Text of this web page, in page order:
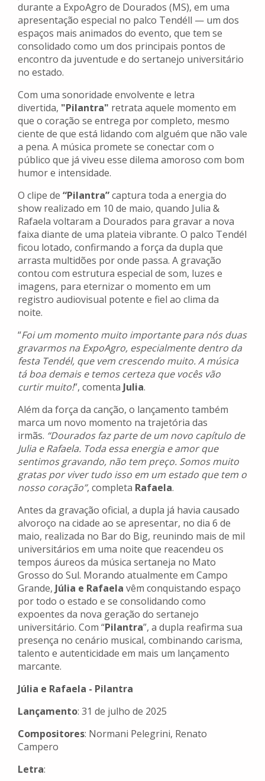
durante a ExpoAgro de Dourados (MS), em uma
apresentação especial no palco Tendéll — um dos
espaços mais animados do evento, que tem se
consolidado como um dos principais pontos de
encontro da juventude e do sertanejo universitário
no estado.
Com uma sonoridade envolvente e letra
divertida, "Pilantra" retrata aquele momento em
que o coração se entrega por completo, mesmo
ciente de que está lidando com alguém que não vale
a pena. A música promete se conectar com o
público que já viveu esse dilema amoroso com bom
humor e intensidade.
O clipe de “Pilantra”captura toda a energia do
show realizado em 10 de maio, quando Julia &
Rafaela voltaram a Dourados para gravar a nova
faixa diante de uma plateia vibrante. O palco Tendél
ficou lotado, confirmando a força da dupla que
arrasta multidões por onde passa. A gravação
contou com estrutura especial de som, luzes e
imagens, para eternizar o momento em um
registro audiovisual potente e fiel ao clima da
noite.
“Foi um momento muito importante para nós duas
gravarmos na ExpoAgro, especialmente dentro da
festa Tendél, que vem crescendo muito. A música
tá boa demais e temos certeza que vocês vão
curtir muito!”, comenta Julia.
Além da força da canção, o lançamento também
marca um novo momento na trajetória das
irmãs. “Dourados faz parte de um novo capítulo de
Julia e Rafaela. Toda essa energia e amor que
sentimos gravando, não tem preço. Somos muito
gratas por viver tudo isso em um estado que tem o
nosso coração”, completa Rafaela.
Antes da gravação oficial, a dupla já havia causado
alvoroço na cidade ao se apresentar, no dia 6 de
maio, realizada no Bar do Big, reunindo mais de mil
universitários em uma noite que reacendeu os
tempos áureos da música sertaneja no Mato
Grosso do Sul. Morando atualmente em Campo
Grande, Júlia e Rafaela vêm conquistando espaço
por todo o estado e se consolidando como
expoentes da nova geração do sertanejo
universitário. Com “Pilantra”, a dupla reafirma sua
presença no cenário musical, combinando carisma,
talento e autenticidade em mais um lançamento
marcante.
Júlia e Rafaela - Pilantra
Lançamento: 31 de julho de 2025
Compositores: Normani Pelegrini, Renato
Campero
Letra: